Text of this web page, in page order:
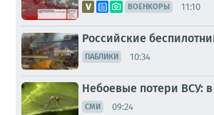
ВОЕНКОРЫ 11:10
Российские
ПАБЛИКИ 10:34
Небоевые потери ВСУ:
СМИ 09:24